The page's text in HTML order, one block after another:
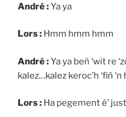
André :Ya ya
Lors : Hmm hmm hmm
André :Ya ya beñ ‘wit re
kalez…kalez keroc’h ‘fiñ
Lors : Ha pegement é’ just